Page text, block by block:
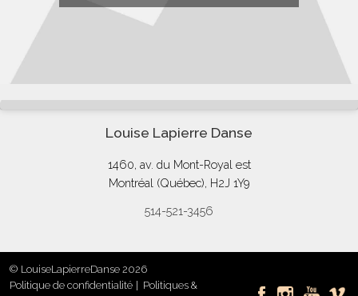
Louise Lapierre Danse
1460, av. du Mont-Royal est
Montréal (Québec), H2J 1Y9
514-521-3456
© LouiseLapierreDanse 2026
Politique de confidentialité
Politiques &